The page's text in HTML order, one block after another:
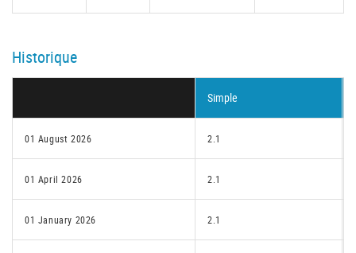
Historique
Simple
01 August 2026 2.1
01 April 2026 2.1
01 January 2026 2.1